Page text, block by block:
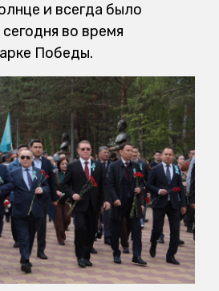
и всегда было
во время
Победы.